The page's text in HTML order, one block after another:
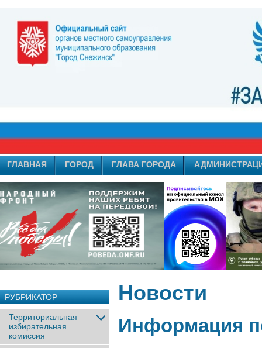
ГЛАВНАЯ ГОРОД ГЛАВА ГОРОДА
РУБРИКАТОР
Территориальная
избирательная
комиссия
Новости
Информация